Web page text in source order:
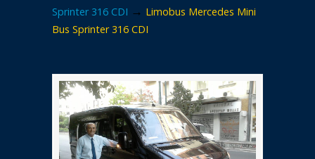
Sprinter 316 CDI → Limobus Mercedes Mini
Bus Sprinter 316 CDI